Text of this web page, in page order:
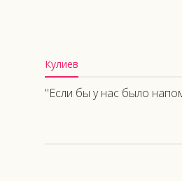
Кулиев
"Если бы у нас было